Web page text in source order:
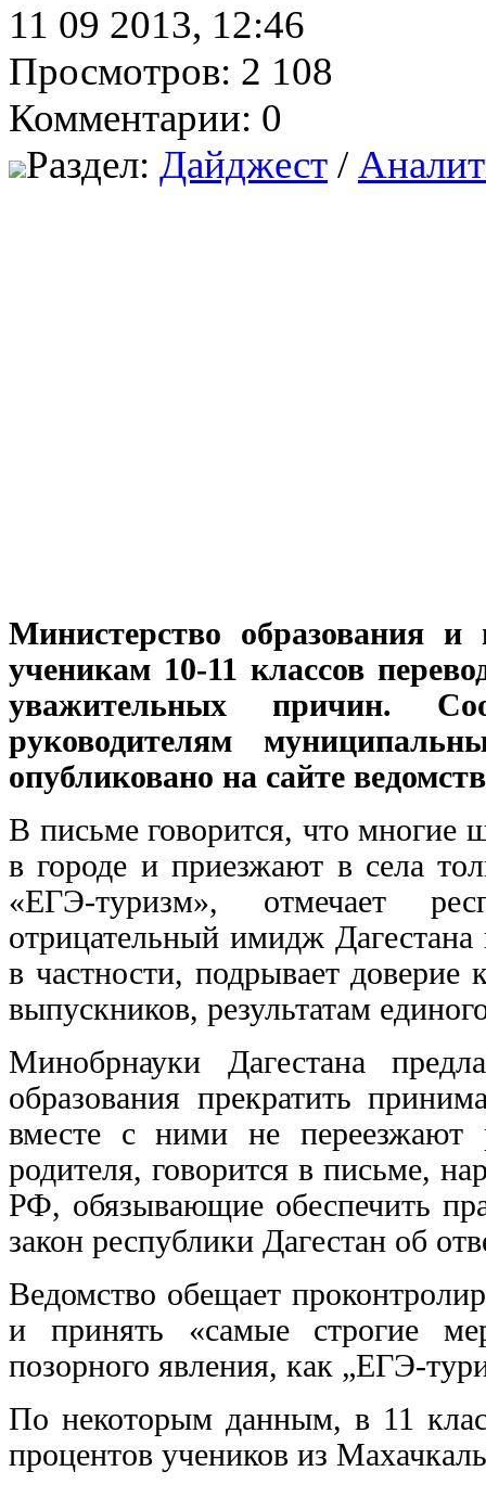
11 09 2013, 12:46
Просмотров: 2 108
Комментарии: 0
Раздел: Дайджест /
Министерство образования и
ученикам 10-11 классов
уважительных причин.
руководителям
опубликовано на сайте
В письме говорится, что многие
в городе и приезжают в села
«ЕГЭ-туризм», отмечает
отрицательный имидж
в частности, подрывает доверие
выпускников, результатам
Минобрнауки Дагестана
образования прекратить
вместе с ними не переезжают
родителя, говорится в письме,
РФ, обязывающие обеспечить
закон республики Дагестан об
Ведомство обещает
и принять «самые строгие
позорного явления, как „ЕГЭ-
По некоторым данным, в 11
процентов учеников из